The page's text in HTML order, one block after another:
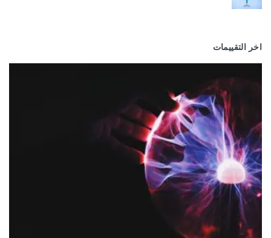
اخر التقييمات